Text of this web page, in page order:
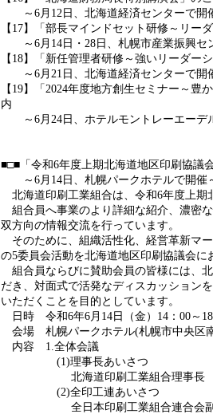
～6月12日、北海道経済センターで開
【17】「部長マインドセット研修～リー
～6月14日・28日、札幌市産業振興セ
【18】「新任管理者研修～強いリーダー
～6月21日、北海道経済センターで開
【19】「2024年度地方創生セミナー～
内
～6月24日、ホテルモントレーエーデ
■□■「令和6年度上期北海道地区印刷協
～6月14日、札幌パークホテルで開催
北海道印刷工業組合は、令和6年度上期
組合員へ事業のより詳細な紹介、濃密
双方向の情報交流を行っています。
そのために、組織活性化、経営革新マ
の5委員会活動を北海道地区印刷協議会に
組合員ならびに賛助会員の皆様には、
だき、対面式で活発なディスカッション
いただくことを目的としています。
日時 令和6年6月14日（金）14：00～
会場 札幌パークホテル(札幌市中央区
内容 1.全体会議
(1)理事長あいさ
北海道印刷工業組合理事長
(2)全印工連あいさつ
全日本印刷工業組合連合会副